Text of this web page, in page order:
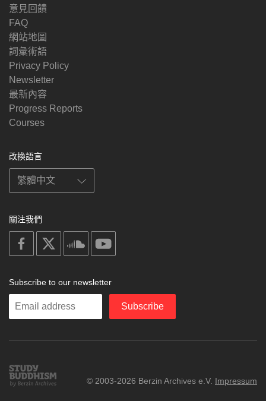
意見回饋
FAQ
網站地圖
詞彙術語
Privacy Policy
Newsletter
最新內容
Progress Reports
Courses
改換語言
關注我們
on
facebook
soundcloud
Subscribe to our newsletter
Enter
Subscribe
Study
Buddhism
© 2003-2026 Berzin Archives e.V. Impressum